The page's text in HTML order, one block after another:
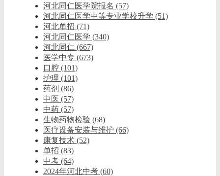
河北同仁医学院报名 (57)
河北同仁医学中等专业学校升学 (51)
河北单招 (71)
河北同仁医学 (340)
河北同仁 (667)
医学中专 (673)
口腔 (101)
护理 (101)
药剂 (86)
中医 (57)
中药 (57)
生物药物检验 (68)
医疗设备安装与维护 (66)
康复技术 (52)
单招 (83)
中考 (64)
2024年河北中考 (60)